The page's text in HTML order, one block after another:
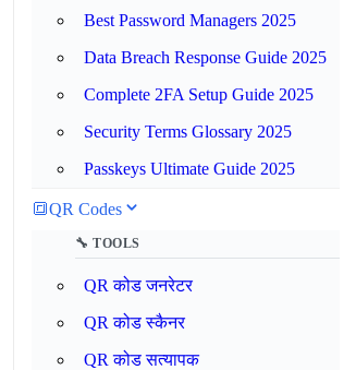
Best Password Managers 2025
Data Breach Response Guide 2025
Complete 2FA Setup Guide 2025
Security Terms Glossary 2025
Passkeys Ultimate Guide 2025
🔳QR Codes
🔧 TOOLS
QR कोड जनरेटर
QR कोड स्कैनर
QR कोड सत्यापक